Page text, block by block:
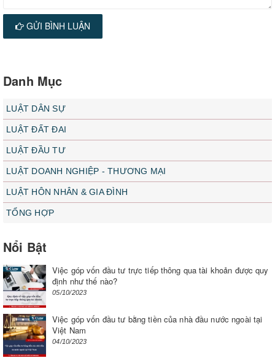
GỬI BÌNH LUẬN
Danh Mục
LUẬT DÂN SỰ
LUẬT ĐẤT ĐAI
LUẬT ĐẦU TƯ
LUẬT DOANH NGHIỆP - THƯƠNG MẠI
LUẬT HÔN NHÂN & GIA ĐÌNH
TỔNG HỢP
Nổi Bật
Việc góp vốn đầu tư trực tiếp thông qua tài khoản được quy
định như thế nào?
05/10/2023
Việc góp vốn đầu tư bằng tiền của nhà đầu nước ngoài tại
Việt Nam
04/10/2023